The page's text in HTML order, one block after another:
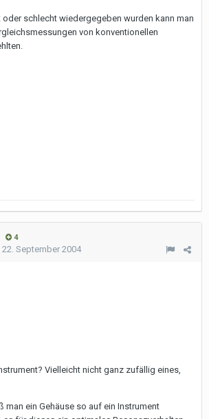
schlecht wiedergegeben wurden kann man
von konventionellen
4
22. September 2004
Vielleicht nicht ganz zufällig eines,
man ein Gehäuse so auf ein Instrument